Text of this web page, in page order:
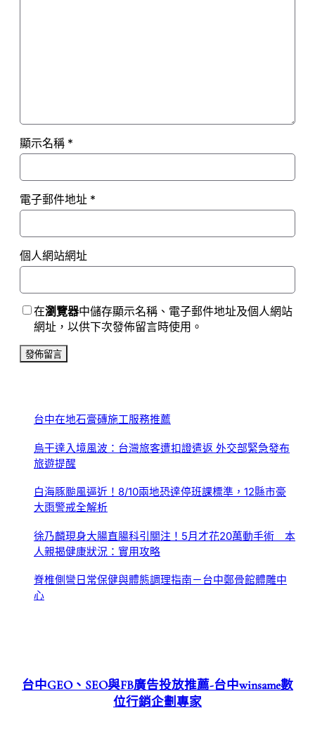
顯示名稱 *
電子郵件地址 *
個人網站網址
在瀏覽器中儲存顯示名稱、電子郵件地址及個人網站
網址，以供下次發佈留言時使用。
台中在地石膏磚施工服務推薦
烏干達入境風波：台灣旅客遭扣證遣返 外交部緊急發布
旅遊提醒
白海豚颱風逼近！8/10兩地恐達停班課標準，12縣市豪
大雨警戒全解析
徐乃麟現身大腸直腸科引關注！5月才花20萬動手術 本
人親揭健康狀況：實用攻略
脊椎側彎日常保健與體態調理指南－台中鄭骨館體雕中
心
台中GEO、SEO與FB廣告投放推薦-台中winsame數
位行銷企劃專家